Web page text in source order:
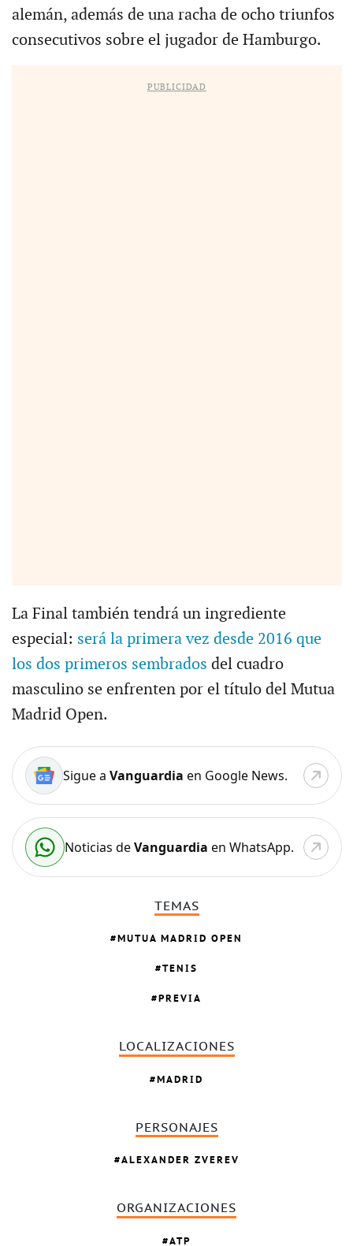
alemán, además de una racha de ocho triunfos
consecutivos sobre el jugador de Hamburgo.
PUBLICIDAD
La Final también tendrá un ingrediente
especial: será la primera vez desde 2016 que
los dos primeros sembrados del cuadro
masculino se enfrenten por el título del Mutua
Madrid Open.
Sigue a Vanguardia en Google News.
Noticias deVanguardia en WhatsApp.
TEMAS
MUTUA MADRID OPEN
TENIS
PREVIA
LOCALIZACIONES
MADRID
PERSONAJES
ALEXANDER ZVEREV
ORGANIZACIONES
ATP